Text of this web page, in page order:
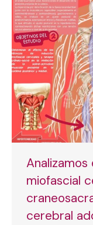
miofascial
cerebral